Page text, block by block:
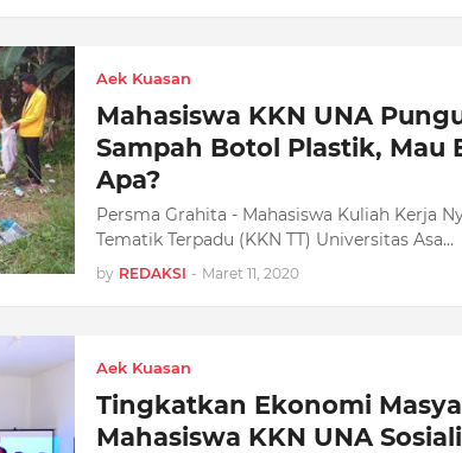
Aek Kuasan
Mahasiswa KKN UNA
Sampah Botol Plastik, Mau
Apa?
Persma Grahita - Mahasiswa Kuliah Kerja
Tematik Terpadu (KKN TT) Universitas Asa…
by REDAKSI - Maret 11, 2020
Aek Kuasan
Tingkatkan Ekonomi
Mahasiswa KKN UNA